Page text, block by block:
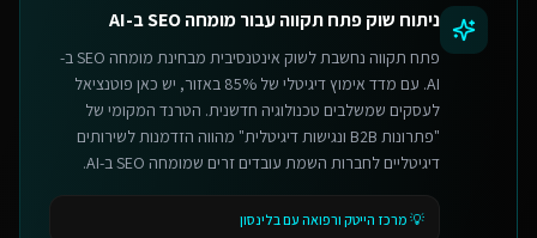
ניתוח שוקפתח תקווהעבורמומחה SEO ב-AI
פתח תקווה נחשבת לשוק אינטנסיבית מבחינת מומחה SEO ב-
AI. עם מדד אימוץ דיגיטלי של 85% באזור, יש כאן פוטנציאל
לעסקים שמשלבים טכנולוגיה חדשנית. הטרנד המקומי של
"פתרונות B2B ונגישות דיגיטלית" מהווה הזדמנות לשירותים
דיגיטליים לחברות השמת עובדים זרים שמומחה SEO ב-AI.
💡 מרכז הייטק ורפואה עם בלינסון